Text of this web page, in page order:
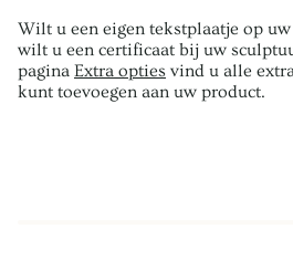
Wilt u een eigen tekstplaatje op
wilt u een certificaat bij uw
pagina Extra opties vind u alle
kunt toevoegen aan uw product.